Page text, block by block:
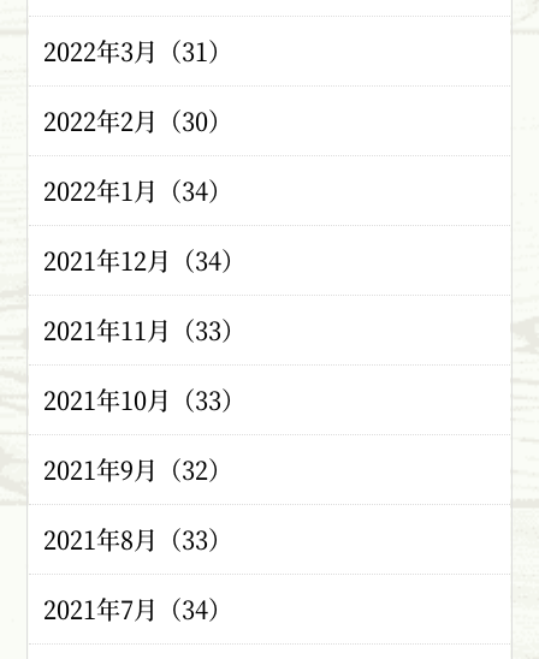
2022年3月（31）
2022年2月（30）
2022年1月（34）
2021年12月（34）
2021年11月（33）
2021年10月（33）
2021年9月（32）
2021年8月（33）
2021年7月（34）